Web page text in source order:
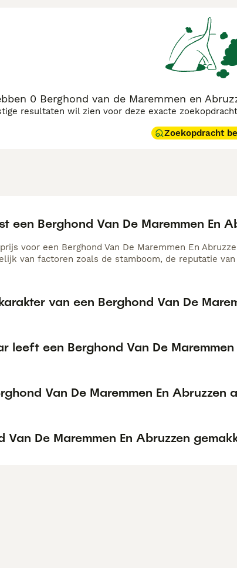
voor
0 Berghond van de Maremmen en
resultaten wil zien voor deze exacte
Zoekopdracht
een Berghond Van De Maremmen En
voor een Berghond Van De Maremmen En
van factoren zoals de stamboom, de reputatie
van een Berghond Van De
leeft een Berghond Van De Maremmen
Van De Maremmen En Abruzzen
Van De Maremmen En Abruzzen